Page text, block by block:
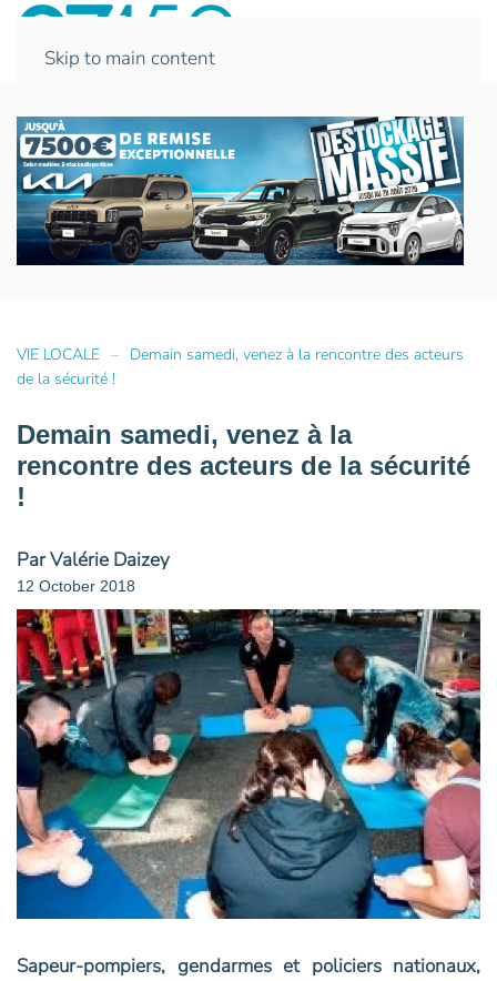
Skip to main content
VIE LOCALE
Demain samedi, venez à la rencontre des acteurs
de la sécurité !
Demain samedi, venez à la
rencontre des acteurs de la sécurité
!
Par Valérie Daizey
12 October 2018
Sapeur-pompiers, gendarmes et policiers nationaux,